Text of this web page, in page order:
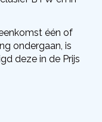
één of
ondergaan, is
deze in de Prijs